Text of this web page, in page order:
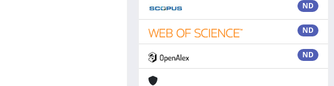
ND
ND
ND